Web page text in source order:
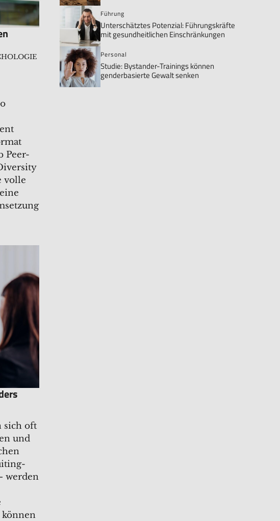
Peer-
volle
sich oft
und
werden
können
Führung
Unterschätztes Potenzial: Führungskräfte
mit gesundheitlichen Einschränkungen
Personal
Studie: Bystander-Trainings können
genderbasierte Gewalt senken